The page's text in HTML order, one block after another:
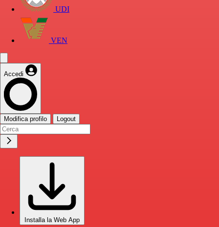
UDI
VEN
Accedi
Modifica profilo Logout
Installa la Web App